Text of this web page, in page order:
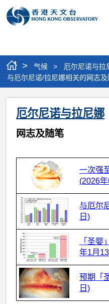
> 气候 > 厄尔尼诺与拉
与厄尔尼诺/拉尼娜相关的网志及
与
厄
尔
尼
相
网
志
厄尔尼诺与拉尼娜
网志及随笔
一次强
(2026
与厄尔
日)
「圣婴
年1月
预期「
日)